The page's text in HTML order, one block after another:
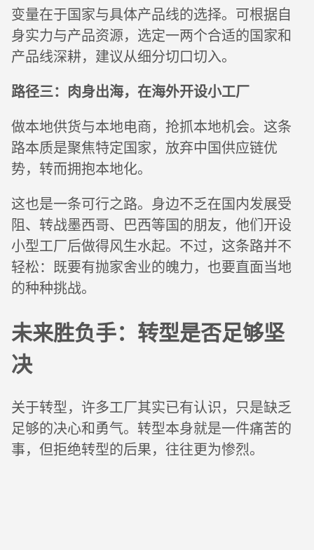
变量在于国家与具体产品线的选择。可根据自
身实力与产品资源，选定一两个合适的国家和
产品线深耕，建议从细分切口切入。
路径三：肉身出海，在海外开设小工厂
做本地供货与本地电商，抢抓本地机会。这条
路本质是聚焦特定国家，放弃中国供应链优
势，转而拥抱本地化。
这也是一条可行之路。身边不乏在国内发展受
阻、转战墨西哥、巴西等国的朋友，他们开设
小型工厂后做得风生水起。不过，这条路并不
轻松：既要有抛家舍业的魄力，也要直面当地
的种种挑战。
未来胜负手：转型是否足够坚
决
关于转型，许多工厂其实已有认识，只是缺乏
足够的决心和勇气。转型本身就是一件痛苦的
事，但拒绝转型的后果，往往更为惨烈。